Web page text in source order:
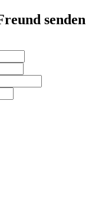
senden